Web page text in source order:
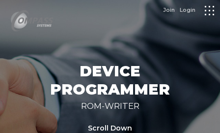
logo Join Login
DEVICE
PROGRAMMER
ROM-WRITER
Scroll Down